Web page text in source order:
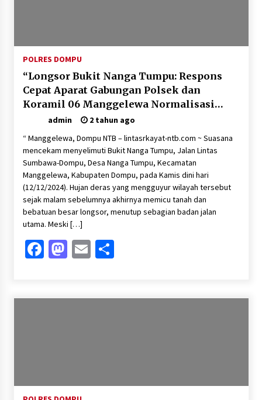
POLRES DOMPU
“Longsor Bukit Nanga Tumpu: Respons
Cepat Aparat Gabungan Polsek dan
Koramil 06 Manggelewa Normalisasi
Jalan”admin
2 tahun ago
“ Manggelewa, Dompu NTB – lintasrkayat-ntb.com ~ Suasana
mencekam menyelimuti Bukit Nanga Tumpu, Jalan Lintas
Sumbawa-Dompu, Desa Nanga Tumpu, Kecamatan
Manggelewa, Kabupaten Dompu, pada Kamis dini hari
(12/12/2024). Hujan deras yang mengguyur wilayah tersebut
sejak malam sebelumnya akhirnya memicu tanah dan
bebatuan besar longsor, menutup sebagian badan jalan
utama. Meski […]
Facebook
Mastodon
EmailShare